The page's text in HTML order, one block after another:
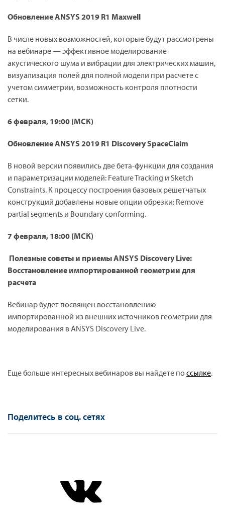
Обновление ANSYS 2019 R1 Maxwell
В числе новых возможностей, которые будут рассмотрены
на вебинаре — эффективное моделирование
акустического шума и вибрации для электрических машин,
визуализация полей для полной модели при расчете с
учетом симметрии, возможность контроля плотности
сетки.
6 февраля, 19:00 (МСК)
Обновление ANSYS 2019 R1 Discovery SpaceClaim
В новой версии появились две бета-функции для создания
и параметризации моделей: Feature Tracking и Sketch
Constraints. К процессу построения базовых решетчатых
конструкций добавлены новые опции обрезки: Remove
partial segments и Boundary conforming.
7 февраля, 18:00 (МСК)
Полезные советы и приемы ANSYS Discovery Live:
Восстановление импортированной геометрии для
расчета
Вебинар будет посвящен восстановлению
импортированной из внешних источников геометрии для
моделирования в ANSYS Discovery Live.
Еще больше интересных вебинаров вы найдете поссылке.
Поделитесь в соц. сетях